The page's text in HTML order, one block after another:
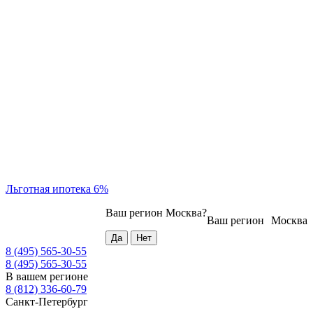
Льготная ипотека 6%
Москва
Ваш регион
Ваш регион Москва?
8 (495) 565-30-55
8 (495) 565-30-55
В вашем регионе
8 (812) 336-60-79
Санкт-Петербург